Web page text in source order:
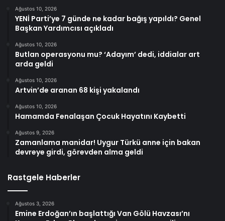
Ağustos 10, 2026
YENİ Parti’ye 7 günde ne kadar bağış yapıldı? Genel
Başkan Yardımcısı açıkladı
Ağustos 10, 2026
Butlan operasyonu mu? ‘Adayım’ dedi, iddialar art
arda geldi
Ağustos 10, 2026
Artvin’de aranan 68 kişi yakalandı
Ağustos 10, 2026
Hamamda Fenalaşan Çocuk Hayatını Kaybetti
Ağustos 9, 2026
Zamanlama manidar! Uygur Türkü anne için bakan
devreye girdi, görevden alma geldi
Rastgele Haberler
Ağustos 3, 2026
Emine Erdoğan’ın başlattığı Van Gölü Havzası’nı